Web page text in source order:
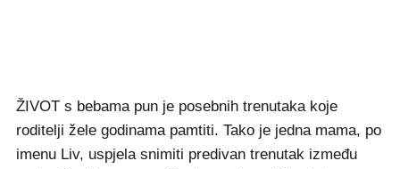
ŽIVOT s bebama pun je posebnih trenutaka koje
roditelji žele godinama pamtiti. Tako je jedna mama, po
imenu Liv, uspjela snimiti predivan trenutak između